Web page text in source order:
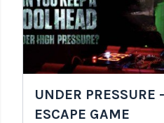
UNDER PRESSURE
ESCAPE GAME